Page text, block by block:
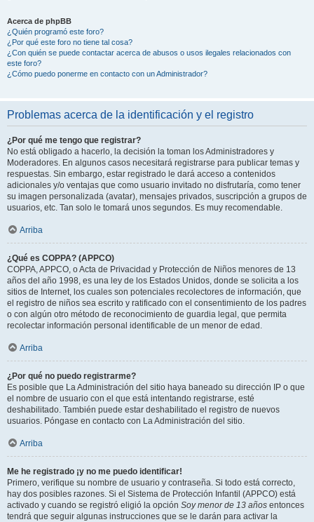
Acerca de phpBB
¿Quién programó este foro?
¿Por qué este foro no tiene tal cosa?
¿Con quién se puede contactar acerca de abusos o usos ilegales relacionados con
este foro?
¿Cómo puedo ponerme en contacto con un Administrador?
Problemas acerca de la identificación y el registro
¿Por qué me tengo que registrar?
No está obligado a hacerlo, la decisión la toman los Administradores y
Moderadores. En algunos casos necesitará registrarse para publicar temas y
respuestas. Sin embargo, estar registrado le dará acceso a contenidos
adicionales y/o ventajas que como usuario invitado no disfrutaría, como tener
su imagen personalizada (avatar), mensajes privados, suscripción a grupos de
usuarios, etc. Tan solo le tomará unos segundos. Es muy recomendable.
Arriba
¿Qué es COPPA? (APPCO)
COPPA, APPCO, o Acta de Privacidad y Protección de Niños menores de 13
años del año 1998, es una ley de los Estados Unidos, donde se solicita a los
sitios de Internet, los cuales son potenciales recolectores de información, que
el registro de niños sea escrito y ratificado con el consentimiento de los padres
o con algún otro método de reconocimiento de guardia legal, que permita
recolectar información personal identificable de un menor de edad.
Arriba
¿Por qué no puedo registrarme?
Es posible que La Administración del sitio haya baneado su dirección IP o que
el nombre de usuario con el que está intentando registrarse, esté
deshabilitado. También puede estar deshabilitado el registro de nuevos
usuarios. Póngase en contacto con La Administración del sitio.
Arriba
Me he registrado ¡y no me puedo identificar!
Primero, verifique su nombre de usuario y contraseña. Si todo está correcto,
hay dos posibles razones. Si el Sistema de Protección Infantil (APPCO) está
activado y cuando se registró eligió la opción Soy menor de 13 años entonces
tendrá que seguir algunas instrucciones que se le darán para activar la